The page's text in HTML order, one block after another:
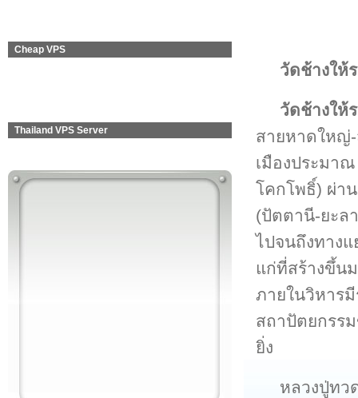
Cheap VPS
Thailand VPS Server
วัดช้างให้
วัดช้างให้
สายหาดใหญ่-
เมืองประมา
โคกโพธิ์) ผ่า
(ปัตตานี-ยะล
ไปจนถึงทาง
แก่ที่สร้างขึ้น
ภายในวิหาร
สถาปัตยกรร
ยิ่ง
หลวงปู่ทว